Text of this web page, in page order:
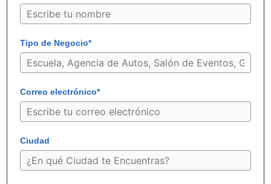
Tipo de Negocio*
Correo electrónico*
Ciudad